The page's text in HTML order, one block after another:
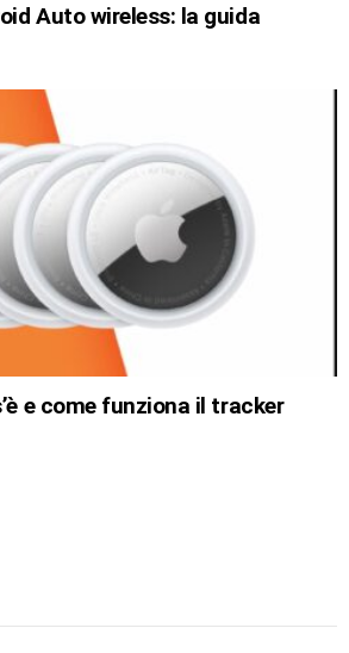
Auto wireless: la guida
e come funziona il tracker